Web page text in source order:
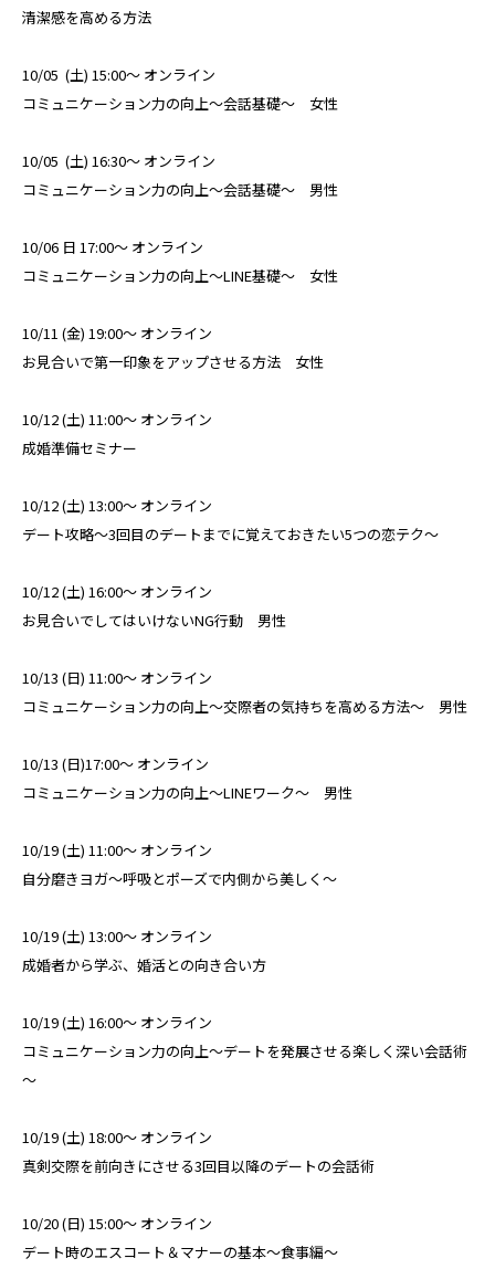
清潔感を高める方法
10/05 (土) 15:00～ オンライン
コミュニケーション力の向上～会話基礎～ 女性
10/05 (土) 16:30～ オンライン
コミュニケーション力の向上～会話基礎～ 男性
10/06 日 17:00～ オンライン
コミュニケーション力の向上～LINE基礎～ 女性
10/11 (金) 19:00～ オンライン
お見合いで第一印象をアップさせる方法 女性
10/12 (土) 11:00～ オンライン
成婚準備セミナー
10/12 (土) 13:00～ オンライン
デート攻略～3回目のデートまでに覚えておきたい5つの恋テク～
10/12 (土) 16:00～ オンライン
お見合いでしてはいけないNG行動 男性
10/13 (日) 11:00～ オンライン
コミュニケーション力の向上～交際者の気持ちを高める方法～ 男性
10/13 (日)17:00～ オンライン
コミュニケーション力の向上～LINEワーク～ 男性
10/19 (土) 11:00～ オンライン
自分磨きヨガ～呼吸とポーズで内側から美しく～
10/19 (土) 13:00～ オンライン
成婚者から学ぶ、婚活との向き合い方
10/19 (土) 16:00～ オンライン
コミュニケーション力の向上～デートを発展させる楽しく深い会話術
～
10/19 (土) 18:00～ オンライン
真剣交際を前向きにさせる3回目以降のデートの会話術
10/20 (日) 15:00～ オンライン
デート時のエスコート＆マナーの基本～食事編～